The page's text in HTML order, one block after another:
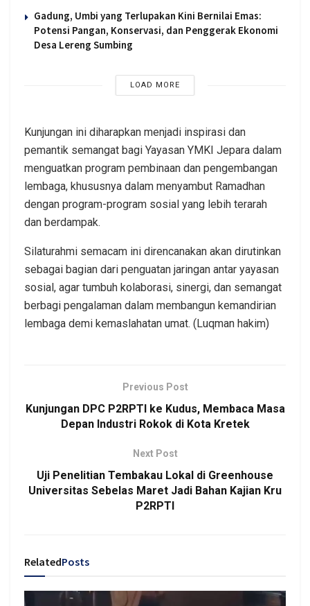
Gadung, Umbi yang Terlupakan Kini Bernilai Emas:
Potensi Pangan, Konservasi, dan Penggerak Ekonomi
Desa Lereng Sumbing
LOAD MORE
Kunjungan ini diharapkan menjadi inspirasi dan
pemantik semangat bagi Yayasan YMKI Jepara dalam
menguatkan program pembinaan dan pengembangan
lembaga, khususnya dalam menyambut Ramadhan
dengan program-program sosial yang lebih terarah
dan berdampak.
Silaturahmi semacam ini direncanakan akan dirutinkan
sebagai bagian dari penguatan jaringan antar yayasan
sosial, agar tumbuh kolaborasi, sinergi, dan semangat
berbagi pengalaman dalam membangun kemandirian
lembaga demi kemaslahatan umat. (Luqman hakim)
Previous Post
Kunjungan DPC P2RPTI ke Kudus, Membaca Masa
Depan Industri Rokok di Kota Kretek
Next Post
Uji Penelitian Tembakau Lokal di Greenhouse
Universitas Sebelas Maret Jadi Bahan Kajian Kru
P2RPTI
RelatedPosts